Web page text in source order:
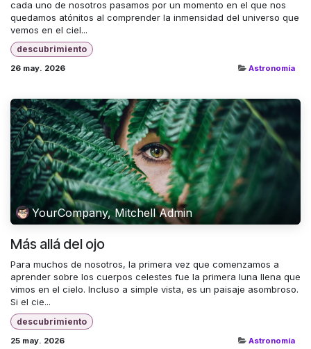
cada uno de nosotros pasamos por un momento en el que nos
quedamos atónitos al comprender la inmensidad del universo que
vemos en el ciel...
descubrimiento
26 may. 2026 Astronomía
YourCompany, Mitchell Admin
Más allá del ojo
Para muchos de nosotros, la primera vez que comenzamos a
aprender sobre los cuerpos celestes fue la primera luna llena que
vimos en el cielo. Incluso a simple vista, es un paisaje asombroso.
Si el cie...
descubrimiento
25 may. 2026 Astronomía